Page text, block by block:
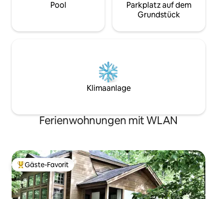
Pool
Parkplatz auf dem
Grundstück
Klimaanlage
Ferienwohnungen mit WLAN
Beliebter Gäste-Favorit.
Gäste-Favorit